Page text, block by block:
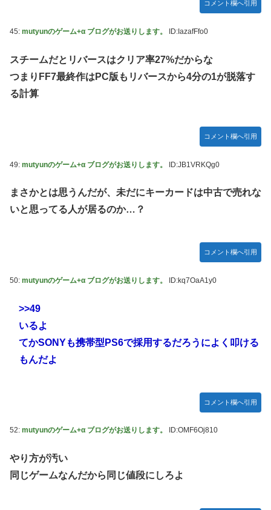
コメント欄へ引用
45: mutyunのゲーム+α ブログがお送りします。 ID:IazafFfo0
スチームだとリバースはクリア率27%だからな
つまりFF7最終作はPC版もリバースから4分の1が脱落す
る計算
コメント欄へ引用
49: mutyunのゲーム+α ブログがお送りします。 ID:JB1VRKQg0
まさかとは思うんだが、未だにキーカードは中古で売れな
いと思ってる人が居るのか…？
コメント欄へ引用
50: mutyunのゲーム+α ブログがお送りします。 ID:kq7OaA1y0
>>49
いるよ
てかSONYも携帯型PS6で採用するだろうによく叩ける
もんだよ
コメント欄へ引用
52: mutyunのゲーム+α ブログがお送りします。 ID:OMF6Oj810
やり方が汚い
同じゲームなんだから同じ値段にしろよ